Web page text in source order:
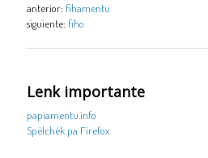
anterior: fihamentu
siguiente: fiho
Lenk importante
papiamentu.info
Spèlchèk pa Firefox